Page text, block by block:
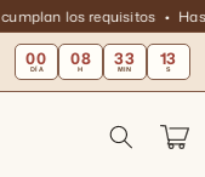
los requisitos
00
DÍA
08
H
33
MIN
13
S
Carrito